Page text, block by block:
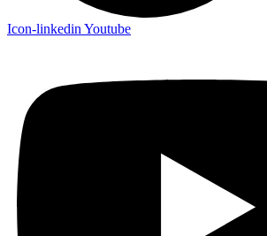
Icon-linkedin Youtube